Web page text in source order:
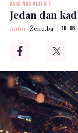
KAKO NAS VIDI AI?
Jedan dan
Autor:Žene.ba 18. 06.